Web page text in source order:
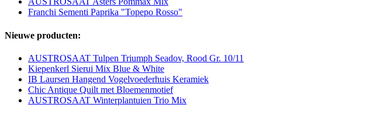
Franchi Sementi Paprika "Topepo Rosso"
Nieuwe producten:
AUSTROSAAT Tulpen Triumph Seadov, Rood Gr. 10/11
Kiepenkerl Sierui Mix Blue & White
IB Laursen Hangend Vogelvoederhuis Keramiek
Chic Antique Quilt met Bloemenmotief
AUSTROSAAT Winterplantuien Trio Mix